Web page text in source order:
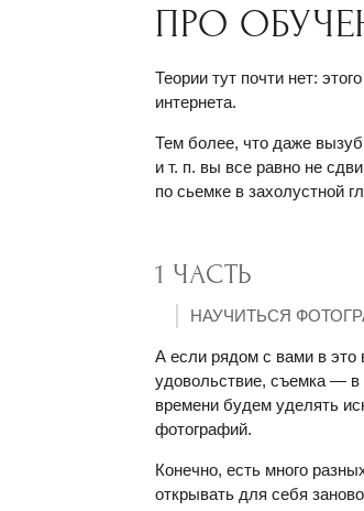
ПРО
Теории тут почти нет:
интернета.
Тем более, что даже
и т. п. вы все равно не
по сьемке в захолустной
1 ЧАСТЬ
НАУЧИТЬСЯ
А если рядом с вами в это
удовольствие, съемка — в
времени будем уделять
фотографий.
Конечно, есть много
открывать для себя